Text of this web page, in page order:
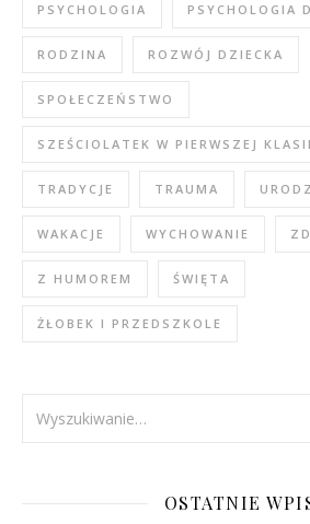
PSYCHOLOGIA PSYCHOLOGIA
RODZINA ROZWÓJ DZIECKA
SPOŁECZEŃSTWO
SZEŚCIOLATEK W PIERWSZEJ
TRADYCJE TRAUMA
WAKACJE WYCHOWANIE
Z HUMOREM ŚWIĘTA
ŻŁOBEK I PRZEDSZKOLE
OSTATNIE